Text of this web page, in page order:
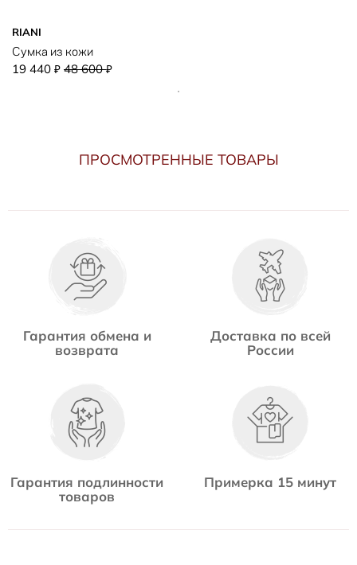
RIANI
Сумка из кожи
19 440 ₽ 48 600₽
ПРОСМОТРЕННЫЕ ТОВАРЫ
Гарантия обмена и
возврата
Доставка по всей
России
Гарантия подлинности
товаров
Примерка 15 минут